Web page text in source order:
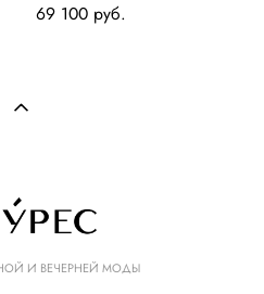
69 100 pуб.
И ВЕЧЕРНЕЙ МОДЫ